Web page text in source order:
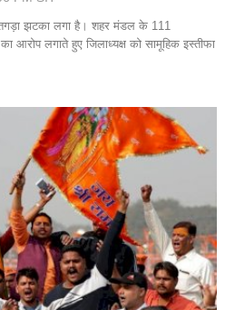
झटका लगा है। शहर मंडल के 111
का आरोप लगाते हुए जिलाध्यक्ष को सामूहिक इस्तीफा